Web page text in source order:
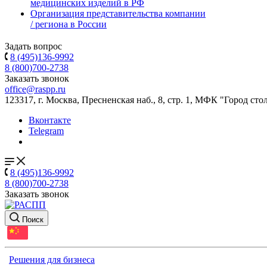
медицинских изделий в РФ
Организация представительства компании
/ региона в России
Задать вопрос
8 (495)136-9992
8 (800)700-2738
Заказать звонок
office@raspp.ru
123317, г. Москва, Пресненская наб., 8, стр. 1, МФК "Город
Вконтакте
Telegram
8 (495)136-9992
8 (800)700-2738
Заказать звонок
Поиск
Решения для бизнеса